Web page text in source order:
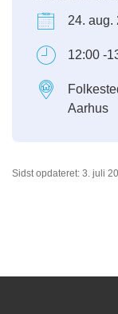
24. aug.
12:00 -
Aarhus
Sidst opdateret: 3. juli